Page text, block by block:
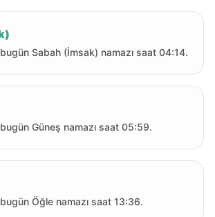
Sabah (İmsak) namazı saat 04:14.
Güneş namazı saat 05:59.
Öğle namazı saat 13:36.